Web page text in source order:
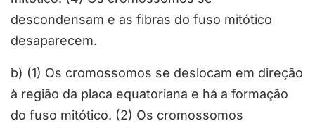
descondensam e as fibras do fuso mitótico
desaparecem.
b) (1) Os cromossomos se deslocam em direção
à região da placa equatoriana e há a formação
do fuso mitótico. (2) Os cromossomos